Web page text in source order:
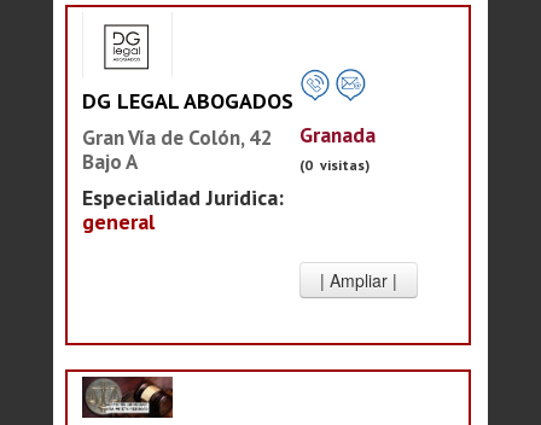
DG LEGAL ABOGADOS
Gran Vía de Colón, 42
Bajo A
Especialidad Juridica:
general
Granada
(0 visitas)